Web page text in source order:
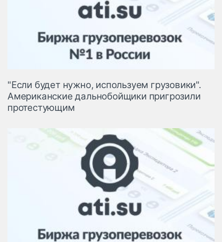
"Если будет нужно, используем грузовики".
Американские дальнобойщики пригрозили
протестующим